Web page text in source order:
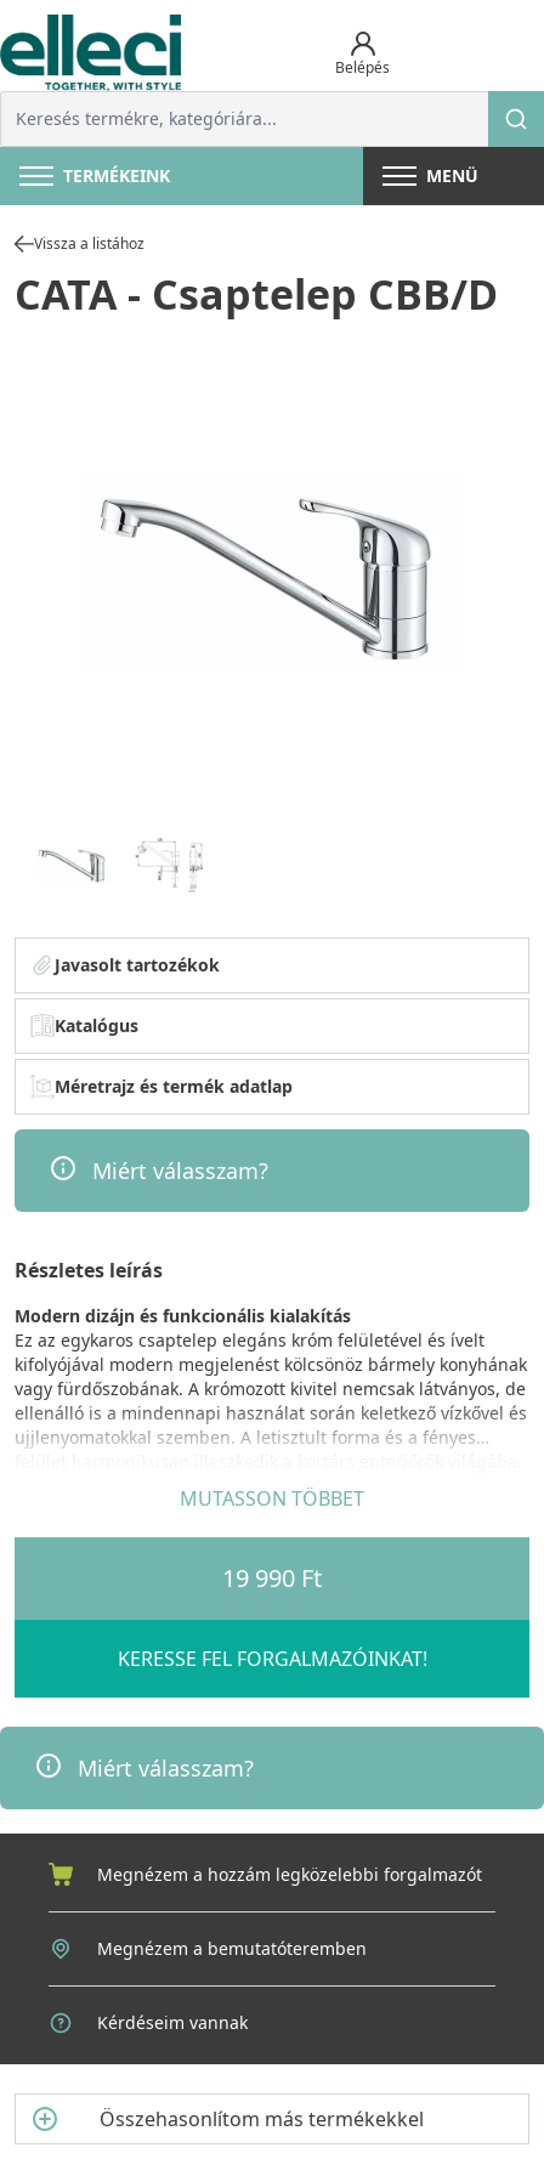
Belépés
TERMÉKEINK MENÜ
Vissza a listához
CATA - Csaptelep CBB/D
Javasolt tartozékok
Katalógus
Méretrajz és termék adatlap
Miért válasszam?
Részletes leírás
Modern dizájn és funkcionális kialakítás
Ez az egykaros csaptelep elegáns króm felületével és ívelt
kifolyójával modern megjelenést kölcsönöz bármely konyhának
vagy fürdőszobának. A krómozott kivitel nemcsak látványos, de
ellenálló is a mindennapi használat során keletkező vízkővel és
ujjlenyomatokkal szemben. A letisztult forma és a fényes
Maximális kényelem és rugalmasság
A 360 fokban forgatható csaptelep kiváló megoldás mind a
a mozgásszabadság kiemelten fontos. Ez a csaptelep lehetővé
mosogatást, mosdókagyló tisztítását vagy akár a zöldségek,
A forgatható kialakítás növeli a csaptelep funkcionalitását,
különösen sarokban vagy dupla mosogatók esetén, ahol a
mozgathatóság jelentős előnyt jelent. A legtöbb 360 fokban
A víztakarékosság jegyében
miközben megőrzik a komfortot és a használati élményt.
kevesebb energiafelhasználást is jelent a melegvíz
csaptelepet, és élvezze a gazdaságos, mégis kényelmes
vízhasználat előnyeit minden nap!
Egyszerű és hatékony vezérlés
MUTASSON TÖBBET
19 990 Ft
KERESSE FEL FORGALMAZÓINKAT!
Miért válasszam?
Megnézem a hozzám legközelebbi forgalmazót
Megnézem a bemutatóteremben
Kérdéseim vannak
Összehasonlítom más termékekkel